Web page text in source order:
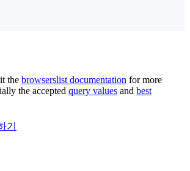
the browserslist documentation for more
the accepted query values and best
기